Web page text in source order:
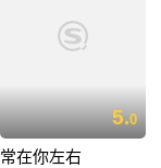
5.0
常在你左右